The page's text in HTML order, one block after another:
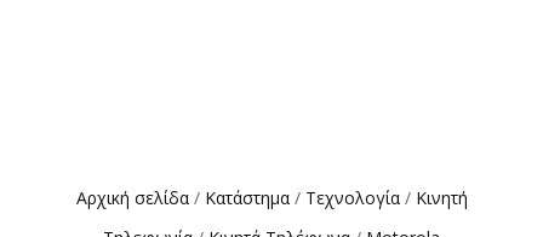
Αρχική σελίδα/ Κατάστημα/ Τεχνολογία/ Κινητή